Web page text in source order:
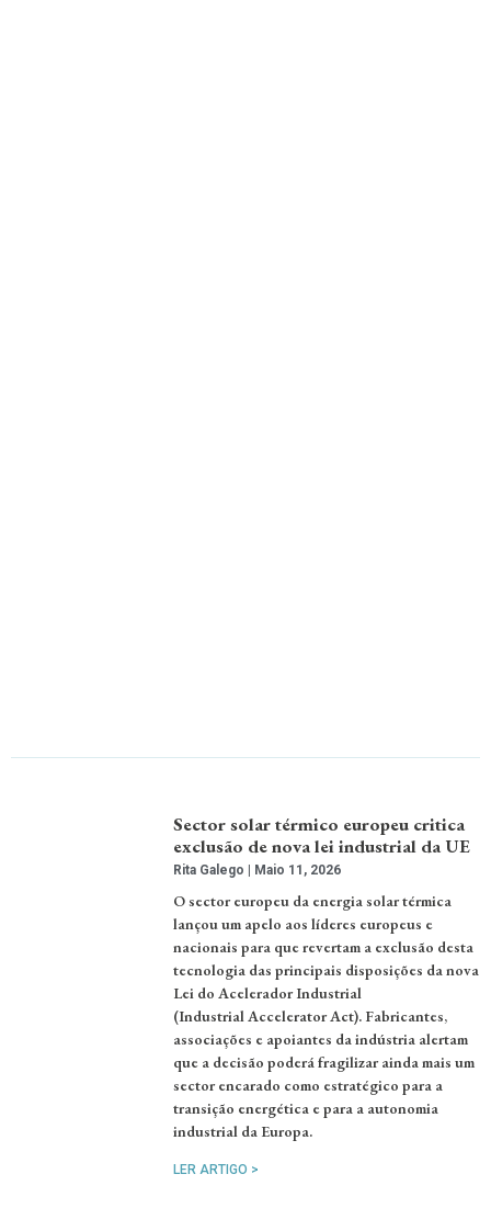
Sector solar térmico europeu critica
exclusão de nova lei industrial da UE
Rita Galego Maio 11, 2026
O sector europeu da energia solar térmica
lançou um apelo aos líderes europeus e
nacionais para que revertam a exclusão desta
tecnologia das principais disposições da nova
Lei do Acelerador Industrial
(Industrial Accelerator Act). Fabricantes,
associações e apoiantes da indústria alertam
que a decisão poderá fragilizar ainda mais um
sector encarado como estratégico para a
transição energética e para a autonomia
industrial da Europa.
LER ARTIGO >